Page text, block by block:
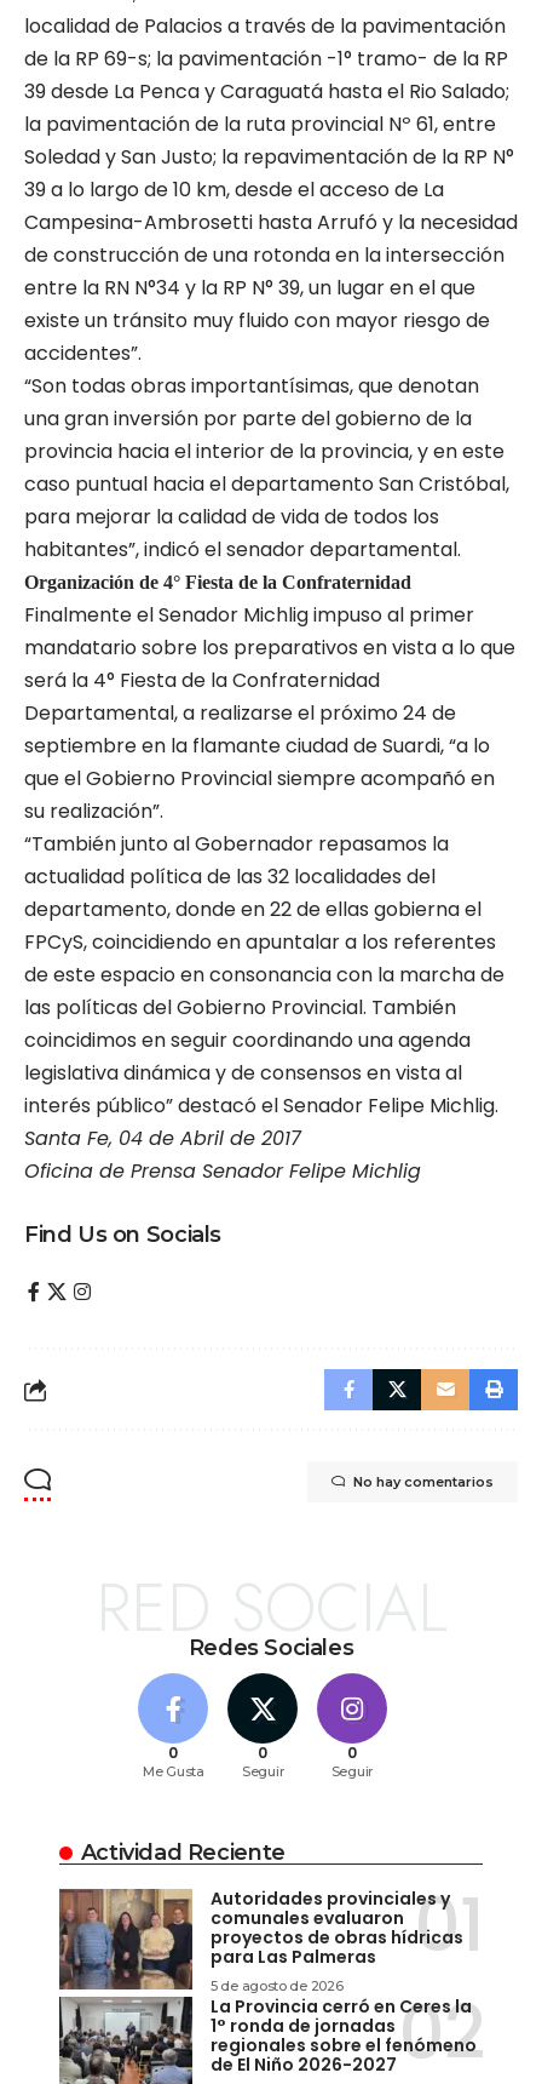
localidad de Palacios a través de la pavimentación
de la RP 69-s; la pavimentación -1° tramo- de la RP
39 desde La Penca y Caraguatá hasta el Rio Salado;
la pavimentación de la ruta provincial Nº 61, entre
Soledad y San Justo; la repavimentación de la RP N°
39 a lo largo de 10 km, desde el acceso de La
Campesina-Ambrosetti hasta Arrufó y la necesidad
de construcción de una rotonda en la intersección
entre la RN N°34 y la RP N° 39, un lugar en el que
existe un tránsito muy fluido con mayor riesgo de
accidentes”.
“Son todas obras importantísimas, que denotan
una gran inversión por parte del gobierno de la
provincia hacia el interior de la provincia, y en este
caso puntual hacia el departamento San Cristóbal,
para mejorar la calidad de vida de todos los
habitantes”, indicó el senador departamental.
Organización de 4° Fiesta de la Confraternidad
Finalmente el Senador Michlig impuso al primer
mandatario sobre los preparativos en vista a lo que
será la 4° Fiesta de la Confraternidad
Departamental, a realizarse el próximo 24 de
septiembre en la flamante ciudad de Suardi, “a lo
que el Gobierno Provincial siempre acompañó en
su realización”.
“También junto al Gobernador repasamos la
actualidad política de las 32 localidades del
departamento, donde en 22 de ellas gobierna el
FPCyS, coincidiendo en apuntalar a los referentes
de este espacio en consonancia con la marcha de
las políticas del Gobierno Provincial. También
coincidimos en seguir coordinando una agenda
legislativa dinámica y de consensos en vista al
interés público” destacó el Senador Felipe Michlig.
Santa Fe, 04 de Abril de 2017
Oficina de Prensa Senador Felipe Michlig
Find Us on Socials
No hay comentarios
Redes Sociales
RED SOCIAL
0
Me Gusta
0
Seguir
0
Seguir
Actividad Reciente
Autoridades provinciales y
comunales evaluaron
proyectos de obras hídricas
para Las Palmeras
5 de agosto de 2026
La Provincia cerró en Ceres la
1° ronda de jornadas
regionales sobre el fenómeno
de El Niño 2026-2027